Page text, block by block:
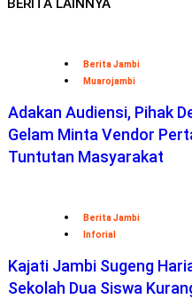
BERITA LAINNYA
Berita Jambi
Muarojambi
Adakan Audiensi, Pihak
Gelam Minta Vendor
Tuntutan Masyarakat
Berita Jambi
Inforial
Kajati Jambi Sugeng
Sekolah Dua Siswa